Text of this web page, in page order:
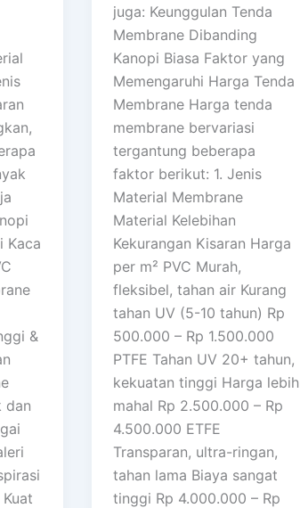
Kaca
&
dan
juga: Keunggulan Tenda
Membrane Dibanding
Kanopi Biasa Faktor yang
Memengaruhi Harga Tenda
Membrane Harga tenda
membrane bervariasi
tergantung beberapa
faktor berikut: 1. Jenis
Material Membrane
Material Kelebihan
Kekurangan Kisaran Harga
per m² PVC Murah,
fleksibel, tahan air Kurang
tahan UV (5-10 tahun) Rp
500.000 – Rp 1.500.000
PTFE Tahan UV 20+ tahun,
kekuatan tinggi Harga lebih
mahal Rp 2.500.000 – Rp
4.500.000 ETFE
Transparan, ultra-ringan,
tahan lama Biaya sangat
tinggi Rp 4.000.000 – Rp